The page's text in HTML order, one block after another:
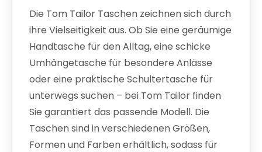
Die Tom Tailor Taschen zeichnen sich durch
ihre Vielseitigkeit aus. Ob Sie eine geräumige
Handtasche für den Alltag, eine schicke
Umhängetasche für besondere Anlässe
oder eine praktische Schultertasche für
unterwegs suchen – bei Tom Tailor finden
Sie garantiert das passende Modell. Die
Taschen sind in verschiedenen Größen,
Formen und Farben erhältlich, sodass für